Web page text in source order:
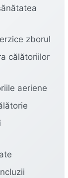
zborul
călătoriilor
aeriene